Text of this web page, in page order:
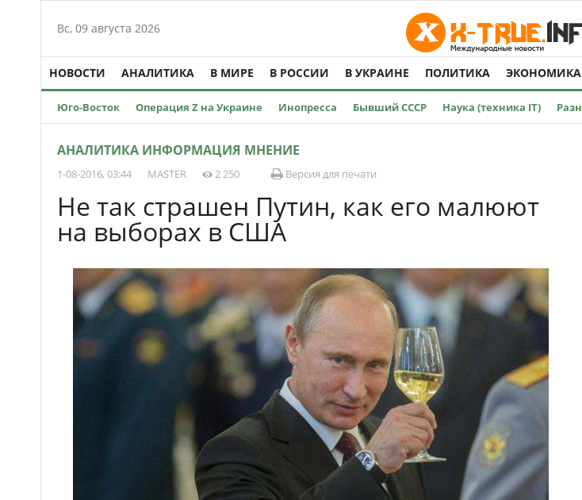
Вс, 09 августа 2026
НОВОСТИ АНАЛИТИКА В МИРЕ В РОССИИ В УКРАИНЕ ПОЛИТИКА ЭКОНОМИКА
Юго-Восток Операция Z на Украине Инопресса Бывший СССР Наука (техника IT)
АНАЛИТИКА ИНФОРМАЦИЯ МНЕНИЕ
1-08-2016, 03:44 MASTER 2 250 Версия для печати
Не так страшен Путин, как его малюют
на выборах в США